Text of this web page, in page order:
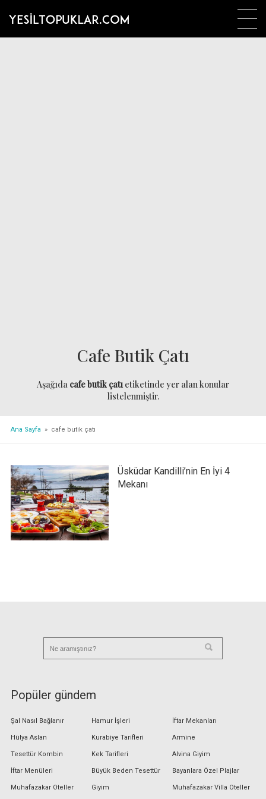
Cafe Butik Çatı
Aşağıda cafe butik çatıetiketinde yer alan konular
listelenmiştir.
Ana Sayfa » cafe butik çatı
Üsküdar Kandilli’nin En İyi 4
Mekanı
Popüler gündem
Şal Nasıl Bağlanır
Hülya Aslan
Tesettür Kombin
İftar Menüleri
Muhafazakar Oteller
Hamur İşleri
Kurabiye Tarifleri
Kek Tarifleri
Büyük Beden Tesettür
Giyim
İftar Mekanları
Armine
Alvina Giyim
Bayanlara Özel Plajlar
Muhafazakar Villa Oteller